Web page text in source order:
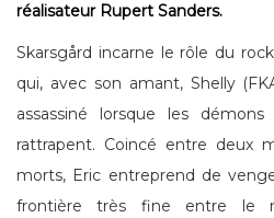
réalisateur Rupert Sanders.
Skarsgård incarne le rôle du
qui, avec son amant, Shelly
assassiné lorsque les
rattrapent. Coincé entre deux
morts, Eric entreprend de
frontière très fine entre le